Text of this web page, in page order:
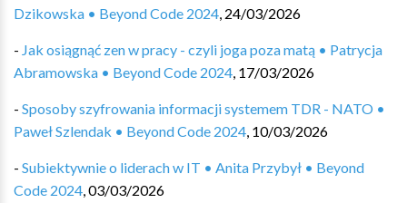
Dzikowska • Beyond Code 2024, 24/03/2026
- Jak osiągnąć zen w pracy - czyli joga poza matą • Patrycja
Abramowska • Beyond Code 2024, 17/03/2026
- Sposoby szyfrowania informacji systemem TDR - NATO •
Paweł Szlendak • Beyond Code 2024, 10/03/2026
- Subiektywnie o liderach w IT • Anita Przybył • Beyond
Code 2024,03/03/2026